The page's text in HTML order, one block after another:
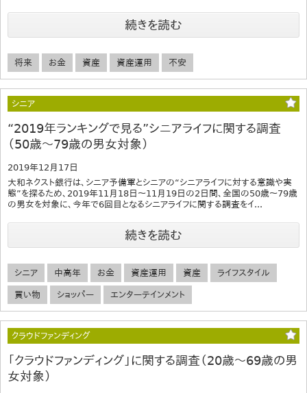
続きを読む
将来 お金 資産 資産運用 不安
シニア
“2019年ランキングで見る”シニアライフに関する調査
（50歳～79歳の男女対象）
2019年12月17日
大和ネクスト銀行は、シニア予備軍とシニアの“シニアライフに対する意識や実
態”を探るため、2019年11月18日～11月19日の2日間、全国の50歳～79歳
の男女を対象に、今年で6回目となるシニアライフに関する調査をイ...
続きを読む
シニア 中高年 お金 資産運用 資産 ライフスタイル
買い物 ショッパー エンターテインメント
クラウドファンディング
「クラウドファンディング」に関する調査（20歳～69歳の男
女対象）